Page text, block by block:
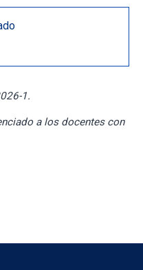
1.
a los docentes con